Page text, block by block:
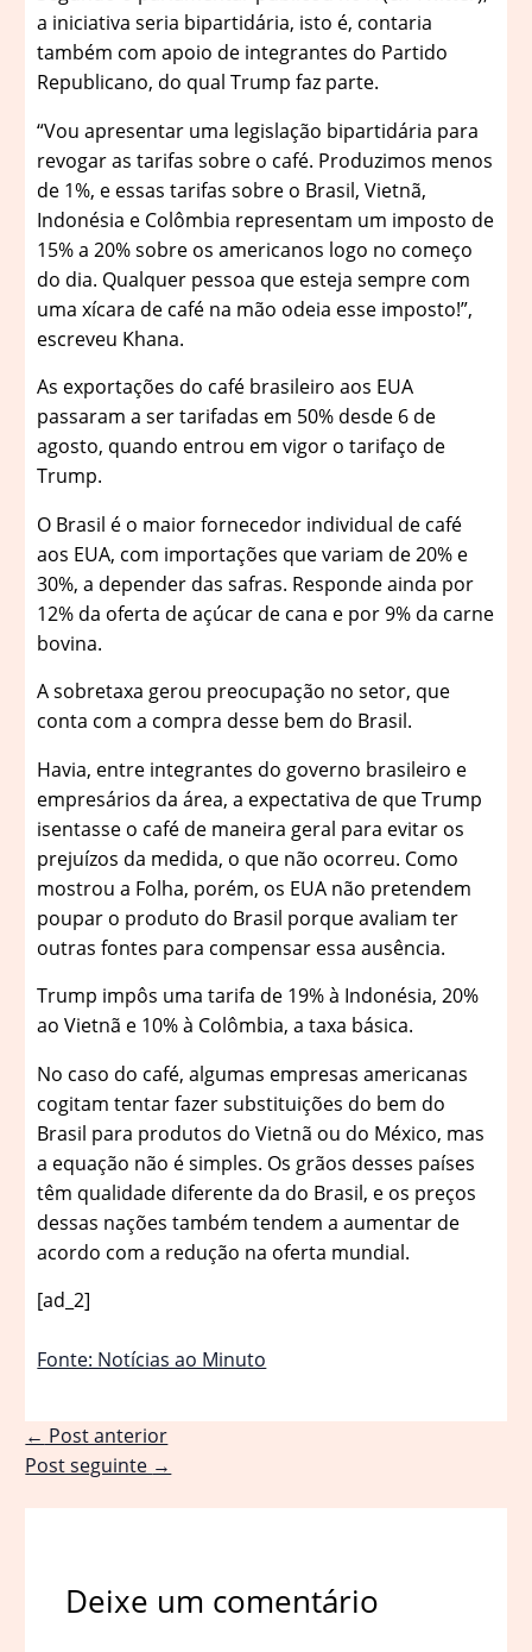
a iniciativa seria bipartidária, isto é, contaria
também com apoio de integrantes do Partido
Republicano, do qual Trump faz parte.
“Vou apresentar uma legislação bipartidária para
revogar as tarifas sobre o café. Produzimos menos
de 1%, e essas tarifas sobre o Brasil, Vietnã,
Indonésia e Colômbia representam um imposto de
15% a 20% sobre os americanos logo no começo
do dia. Qualquer pessoa que esteja sempre com
uma xícara de café na mão odeia esse imposto!”,
escreveu Khana.
As exportações do café brasileiro aos EUA
passaram a ser tarifadas em 50% desde 6 de
agosto, quando entrou em vigor o tarifaço de
Trump.
O Brasil é o maior fornecedor individual de café
aos EUA, com importações que variam de 20% e
30%, a depender das safras. Responde ainda por
12% da oferta de açúcar de cana e por 9% da carne
bovina.
A sobretaxa gerou preocupação no setor, que
conta com a compra desse bem do Brasil.
Havia, entre integrantes do governo brasileiro e
empresários da área, a expectativa de que Trump
isentasse o café de maneira geral para evitar os
prejuízos da medida, o que não ocorreu. Como
mostrou a Folha, porém, os EUA não pretendem
poupar o produto do Brasil porque avaliam ter
outras fontes para compensar essa ausência.
Trump impôs uma tarifa de 19% à Indonésia, 20%
ao Vietnã e 10% à Colômbia, a taxa básica.
No caso do café, algumas empresas americanas
cogitam tentar fazer substituições do bem do
Brasil para produtos do Vietnã ou do México, mas
a equação não é simples. Os grãos desses países
têm qualidade diferente da do Brasil, e os preços
dessas nações também tendem a aumentar de
acordo com a redução na oferta mundial.
[ad_2]
Fonte: Notícias ao Minuto
← Post anterior
Post seguinte →
Deixe um comentário